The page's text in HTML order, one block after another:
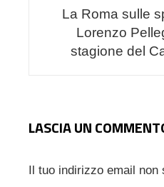
La Roma sulle
Lorenzo
stagione del
LASCIA UN
Il tuo indirizzo email non